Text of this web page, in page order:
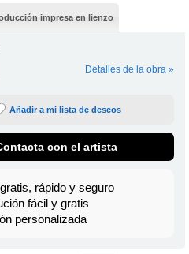
impresa en lienzo
Detalles de la obra »
Añadir a mi lista de deseos
con el artista
rápido y seguro
fácil y gratis
personalizada